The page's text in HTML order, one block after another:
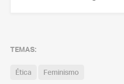
TEMAS:
Ética Feminismo